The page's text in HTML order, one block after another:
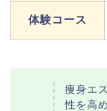
体験コース
痩身エ
性を高